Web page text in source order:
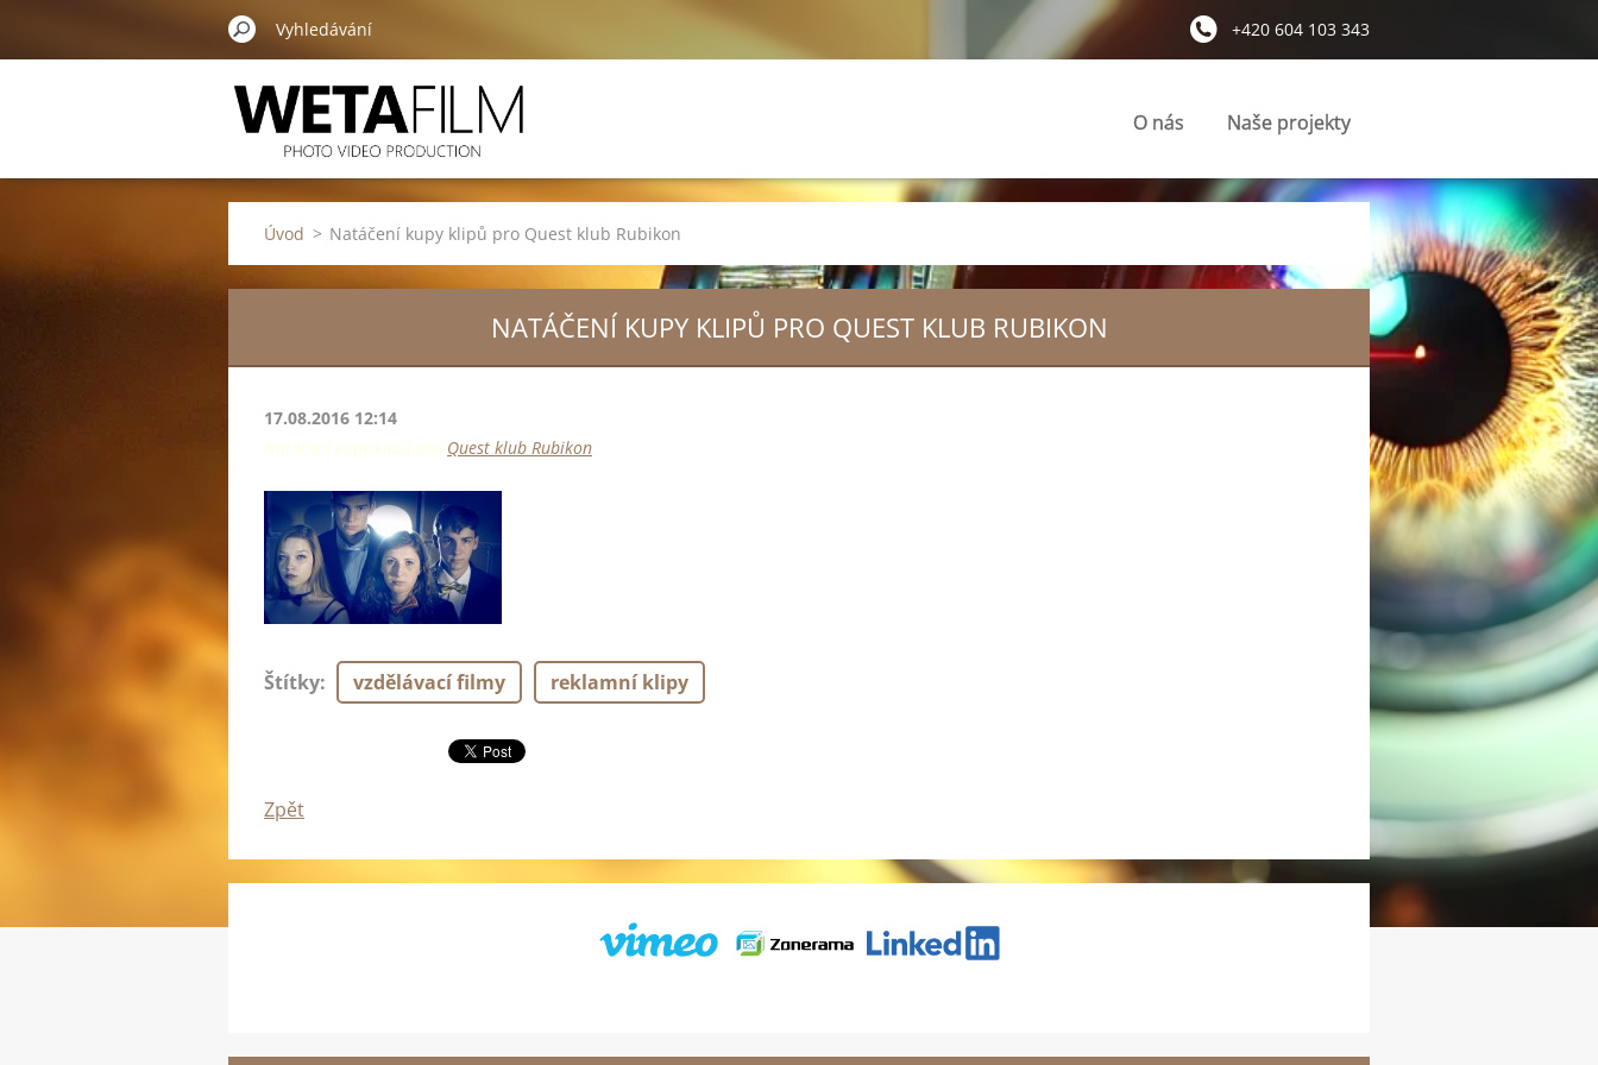
+420 604 103 343
O nás Naše projekty
Úvod > Natáčení kupy klipů pro Quest klub Rubikon
NATÁČENÍ KUPY KLIPŮ PRO QUEST KLUB RUBIKON
17.08.2016 12:14
Natáčení kupy klipů pro Quest klub Rubikon
Štítky: vzdělávací filmy reklamní klipy
Zpět